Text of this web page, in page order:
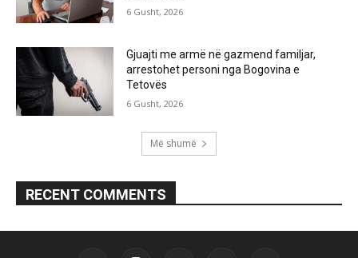
6 Gusht, 2026
Gjuajti me armë në gazmend familjar,
arrestohet personi nga Bogovina e
Tetovës
6 Gusht, 2026
Më shumë
RECENT COMMENTS